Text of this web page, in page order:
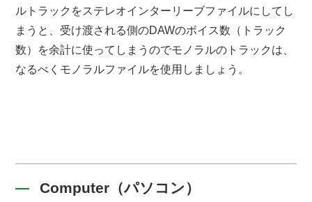
ルトラックをステレオインターリーブファイルにしてし
まうと、受け渡される側のDAWのボイス数（トラック
数）を余計に使ってしまうのでモノラルのトラックは、
なるべくモノラルファイルを使用しましょう。
Computer（パソコン）